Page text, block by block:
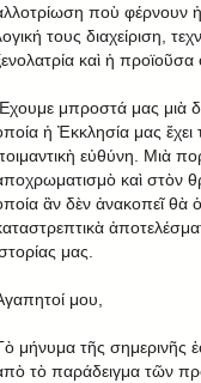
ποὺ φέρνουν
τους διαχείριση,
καὶ ἡ προϊοῦσα
μπροστά μας μιὰ
ἡ Ἐκκλησία μας ἔχει
εὐθύνη. Μιὰ
καὶ στὸν
ἂν δὲν ἀνακοπεῖ θὰ
μας.
μου,
μήνυμα τῆς σημερινῆς
τὸ παράδειγμα τῶν